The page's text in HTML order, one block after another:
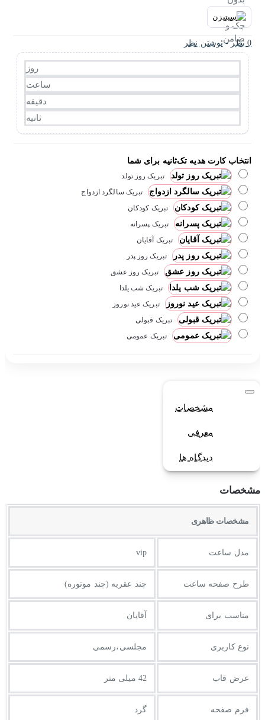
0 نظر - نوشتن نظر
روز
ساعت
دقیقه
ثانیه
انتخاب کارت هدیه تک‌ثانیه برای شما
تبریک روز تولد
تبریک سالگرد ازدواج
تبریک کودکان
تبریک پسرانه
تبریک آقایان
تبریک روز پدر
تبریک روز عشق
تبریک شب یلدا
تبریک عید نوروز
تبریک قبولی
تبریک عمومی
مشخصات
معرفی
دیدگاه ها
مشخصات
مشخصات ظاهری
مدل ساعت vip
طرح صفحه ساعت چند عقربه (چند موتوره)
مناسب برای آقایان
نوع کاربری مجلسی،رسمی
عرض قاب 42 میلی متر
فرم صفحه گرد